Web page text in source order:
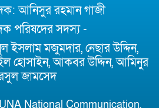
আনিসুর রহমান গাজী
পরিষদের সদস্য -
ইসলাম মজুমদার, নেছার উদ্দিন,
হোসাইন, আকবর উদ্দিন, আমিনুর
জামসেদ
National Communication,